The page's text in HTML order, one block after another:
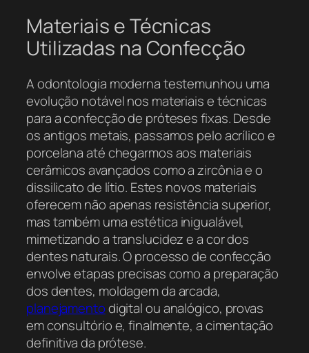
Materiais e Técnicas
Utilizadas na Confecção
A odontologia moderna testemunhou uma
evolução notável nos materiais e técnicas
para a confecção de próteses fixas. Desde
os antigos metais, passamos pelo acrílico e
porcelana até chegarmos aos materiais
cerâmicos avançados como a zircônia e o
dissilicato de lítio. Estes novos materiais
oferecem não apenas resistência superior,
mas também uma estética inigualável,
mimetizando a translucidez e a cor dos
dentes naturais. O processo de confecção
envolve etapas precisas como a preparação
dos dentes, moldagem da arcada,
planejamentodigital ou analógico, provas
em consultório e, finalmente, a cimentação
definitiva da prótese.